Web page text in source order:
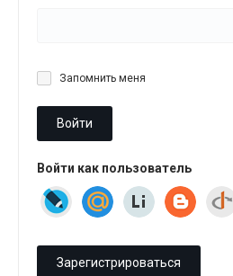
Запомнить меня
Войти
Войти как пользователь
Зарегистрироваться